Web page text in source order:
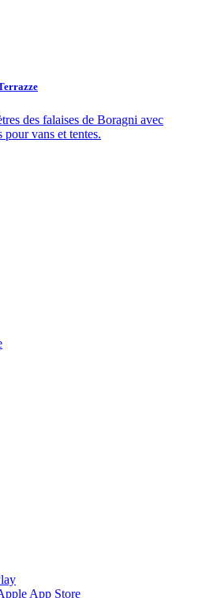
des falaises de Boragni avec
vans et tentes.